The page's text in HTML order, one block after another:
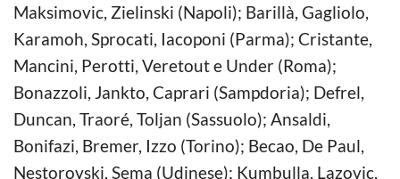
Maksimovic, Zielinski (Napoli); Barillà, Gagliolo,
Karamoh, Sprocati, Iacoponi (Parma); Cristante,
Mancini, Perotti, Veretout e Under (Roma);
Bonazzoli, Jankto, Caprari (Sampdoria); Defrel,
Duncan, Traoré, Toljan (Sassuolo); Ansaldi,
Bonifazi, Bremer, Izzo (Torino); Becao, De Paul,
Nestorovski, Sema (Udinese); Kumbulla, Lazovic,